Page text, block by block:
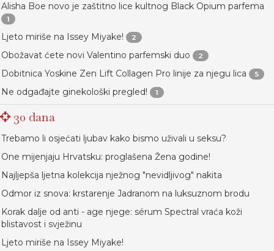
Alisha Boe novo je zaštitno lice kultnog Black Opium parfema
1
Ljeto miriše na Issey Miyake! 2
Obožavat ćete novi Valentino parfemski duo 2
Dobitnica Yoskine Zen Lift Collagen Pro linije za njegu lica 5
Ne odgađajte ginekološki pregled! 1
30 dana
Trebamo li osjećati ljubav kako bismo uživali u seksu?
One mijenjaju Hrvatsku: proglašena Žena godine!
Najljepša ljetna kolekcija nježnog "nevidljivog" nakita
Odmor iz snova: krstarenje Jadranom na luksuznom brodu
Korak dalje od anti - age njege: sérum Spectral vraća koži
blistavost i svježinu
Ljeto miriše na Issey Miyake!